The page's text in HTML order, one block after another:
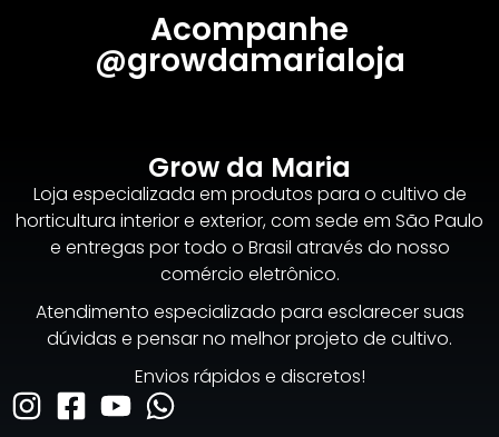
Acompanhe
@growdamarialoja
Grow da Maria
Loja especializada em produtos para o cultivo de
horticultura interior e exterior, com sede em São Paulo
e entregas por todo o Brasil através do nosso
comércio eletrônico.
Atendimento especializado para esclarecer suas
dúvidas e pensar no melhor projeto de cultivo.
Envios rápidos e discretos!